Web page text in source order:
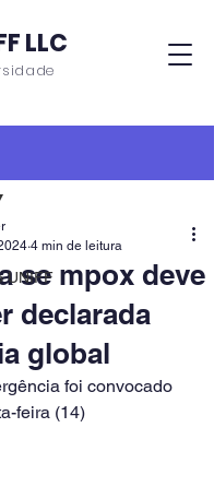
LLC
UNIFF
se mpox deve
declarada
global
4 min de leitura
foi convocado
feira (14)